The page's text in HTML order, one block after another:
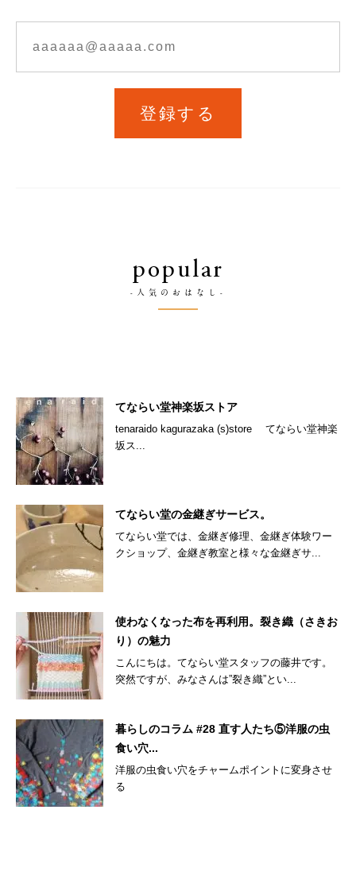
登録する
popular
-人気のおはなし-
てならい堂神楽坂ストア
tenaraido kagurazaka (s)store てならい堂神楽
坂ス...
てならい堂の金継ぎサービス。
てならい堂では、金継ぎ修理、金継ぎ体験ワー
クショップ、金継ぎ教室と様々な金継ぎサ...
使わなくなった布を再利用。裂き織（さきお
り）の魅力
こんにちは。てならい堂スタッフの藤井です。
突然ですが、みなさんは”裂き織”とい...
暮らしのコラム #28 直す人たち⑤洋服の虫
食い穴...
洋服の虫食い穴をチャームポイントに変身させ
る